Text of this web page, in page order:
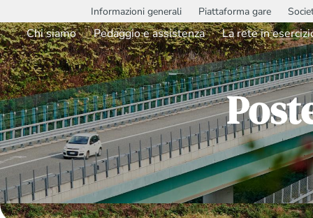
Informazioni generali Piattaforma gare
Chi siamo Pedaggio e assistenza La rete in